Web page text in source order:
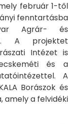
február 1-től
fenntartásba
Agrár- és
A projektet
Intézet is
és a
A
Borászok és
amely a felvidéki